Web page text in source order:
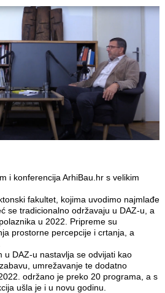
i konferencija ArhiBau.hr s velikim
fakultet, kojima uvodimo najmlađe
se tradicionalno održavaju u DAZ-u, a
u 2022. Pripreme su
prostorne percepcije i crtanja, a
u DAZ-u nastavlja se odvijati kao
umrežavanje te dodatno
održano je preko 20 programa, a s
ušla je i u novu godinu.